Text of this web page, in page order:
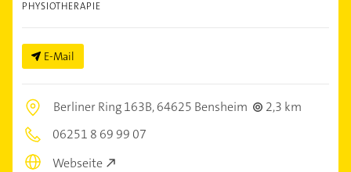
PHYSIOTHERAPIE
E-Mail
Berliner Ring 163B,64625 Bensheim
2,3 km
06251 8 69 99 07
Webseite